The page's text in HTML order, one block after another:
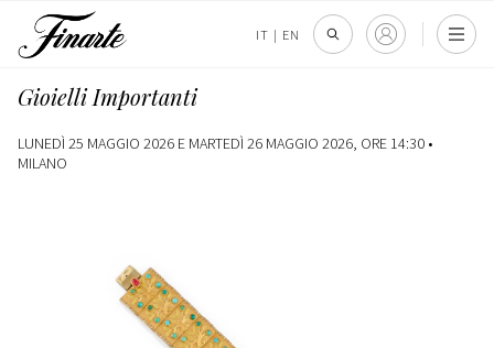
IT | EN
Gioielli Importanti
LUNEDÌ 25 MAGGIO 2026 E MARTEDÌ 26 MAGGIO 2026, ORE 14:30 •
MILANO